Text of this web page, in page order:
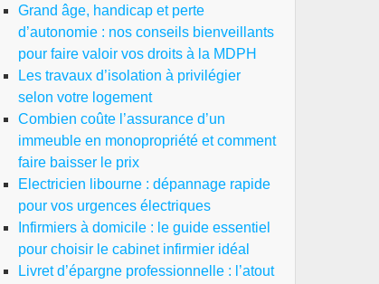
Grand âge, handicap et perte
d’autonomie : nos conseils bienveillants
pour faire valoir vos droits à la MDPH
Les travaux d’isolation à privilégier
selon votre logement
Combien coûte l’assurance d’un
immeuble en monopropriété et comment
faire baisser le prix
Electricien libourne : dépannage rapide
pour vos urgences électriques
Infirmiers à domicile : le guide essentiel
pour choisir le cabinet infirmier idéal
Livret d’épargne professionnelle : l’atout